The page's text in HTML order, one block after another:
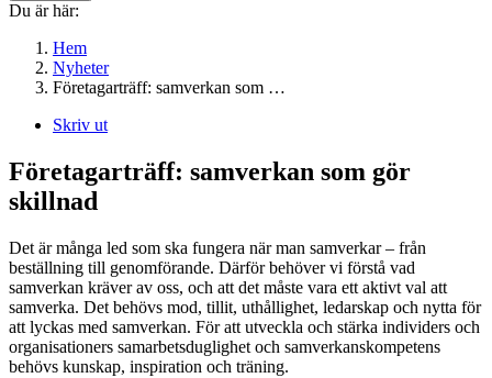
Du är här:
Hem
Nyheter
Företagarträff: samverkan som …
Skriv ut
Företagarträff: samverkan som gör
skillnad
Det är många led som ska fungera när man samverkar – från
beställning till genomförande. Därför behöver vi förstå vad
samverkan kräver av oss, och att det måste vara ett aktivt val att
samverka. Det behövs mod, tillit, uthållighet, ledarskap och nytta för
att lyckas med samverkan. För att utveckla och stärka individers och
organisationers samarbetsduglighet och samverkanskompetens
behövs kunskap, inspiration och träning.